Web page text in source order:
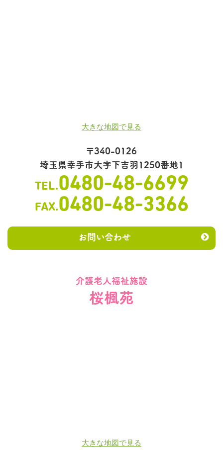
大きな地図で見る
〒340-0126
埼玉県幸手市大字下吉羽1250番地1
TEL.0480-48-6699
FAX.0480-48-3366
お問い合わせ
介護老人福祉施設
桜楓苑
大きな地図で見る